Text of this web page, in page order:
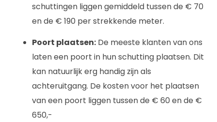
schuttingen liggen gemiddeld tussen de € 70
en de € 190 per strekkende meter.
Poort plaatsen: De meeste klanten van ons
laten een poort in hun schutting plaatsen. Dit
kan natuurlijk erg handig zijn als
achteruitgang. De kosten voor het plaatsen
van een poort liggen tussen de € 60 en de €
650,-